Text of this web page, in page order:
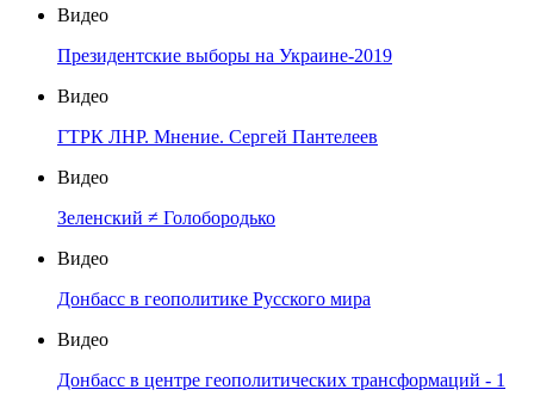
Видео
Президентские выборы на Украине-2019
Видео
ГТРК ЛНР. Мнение. Сергей Пантелеев
Видео
Зеленский ≠ Голобородько
Видео
Донбасс в геополитике Русского мира
Видео
Донбасс в центре геополитических трансформаций - 1